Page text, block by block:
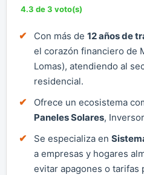
4.3 de 3 voto(s)
Con más de 12 años de
el corazón financiero de
Lomas), atendiendo al
residencial.
Ofrece un ecosistema
Paneles Solares,
Se especializa en
a empresas y hogares
evitar apagones o tarifas